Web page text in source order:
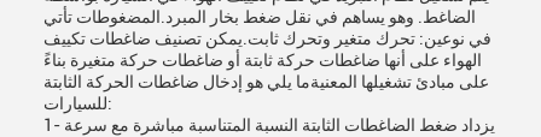
الضاغط. وهو يساهم في نقل ضغط بخار المبرد.المضغوطات تأتي
في نوعين: تحرك متغير وتحرك ثابت.يمكن تصنيف ضاغطات تكييف
الهواء على أنها ضاغطات حركة ثابتة أو ضاغطات حركة متغيرة بناءً
على مبادئ تشغيلها المعنيةما يلي هو إدخال ضاغطات الحركة الثابتة
للسيارات:
1- يزداد ضغط الضاغطات الثابتة النسبة المتناسبة مباشرة مع سرعة